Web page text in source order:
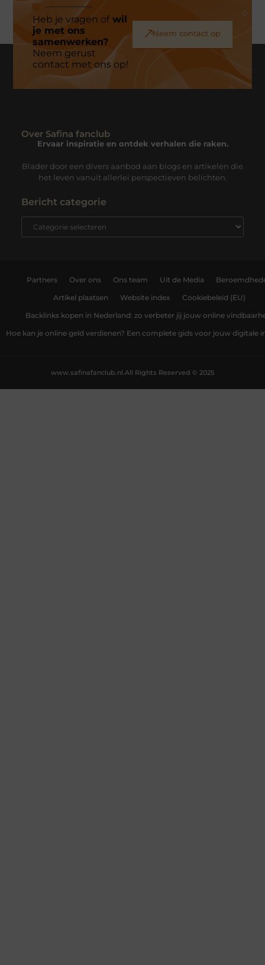
Heb je vragen ofwil
je met ons
samenwerken?
Neem gerust
contact met ons op!
Neem contact op
Over Safina fanclub
Ervaar inspiratie en ontdek verhalen die raken.
Blader door een divers aanbod aan blogs en artikelen die
het leven vanuit allerlei perspectieven belichten.
Bericht categorie
Partners Over ons Ons team Uit de Media
Artikel plaatsen Website index Cookiebeleid (EU)
Backlinks kopen in Nederland: zo verbeter jij jouw online
Hoe kan je online geld verdienen? Een complete gids voor jouw digitale
All Rights Reserved © 2025
www.safinafanclub.nl.